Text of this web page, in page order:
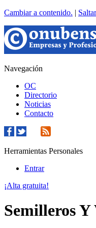
Cambiar a contenido. |
Navegación
OC
Directorio
Noticias
Contacto
Herramientas Personales
Entrar
¡Alta gratuita!
Semilleros